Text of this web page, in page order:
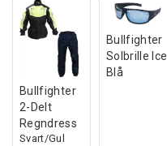
Bullfighter
2-Delt
Regndress
Svart/Gul
Bullfighter
Solbrille Ice
Blå